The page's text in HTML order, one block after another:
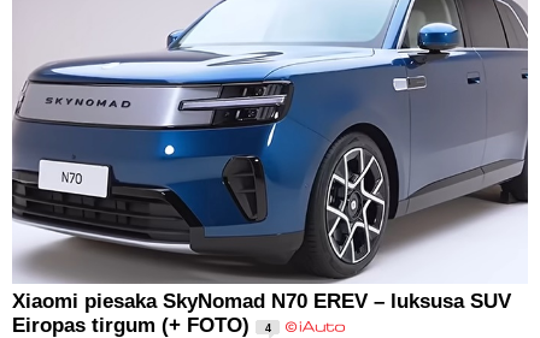
Xiaomi piesaka SkyNomad N70 EREV – luksusa SUV
Eiropas tirgum (+ FOTO)
4